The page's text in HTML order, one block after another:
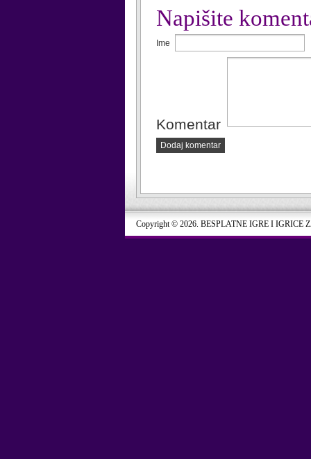
Napišite
Ime
Komentar
Dodaj komentar
Copyright © 2026. BESPLATNE IGRE I IGRICE